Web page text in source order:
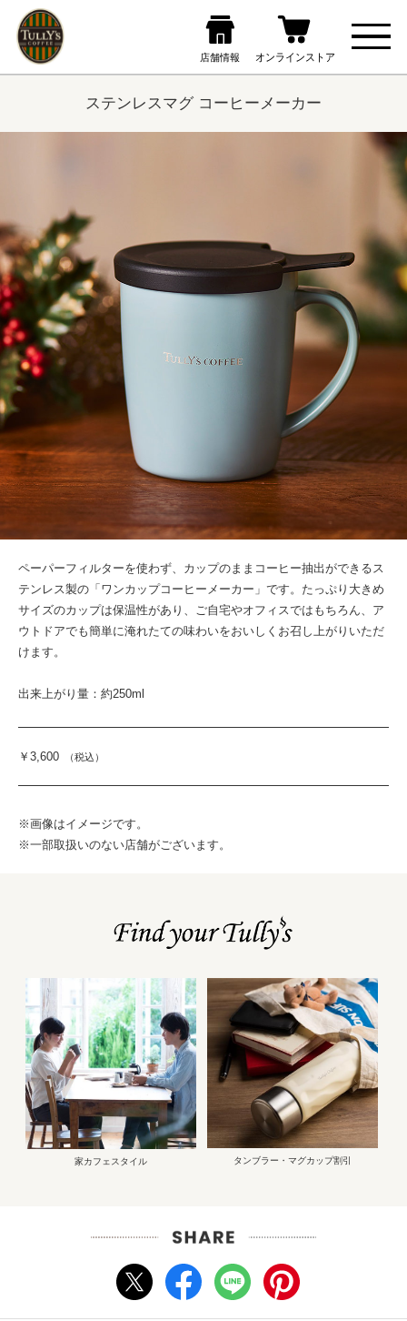
ステンレスマグ コーヒーメーカー
ペーパーフィルターを使わず、カップのままコーヒー抽出ができるス
テンレス製の「ワンカップコーヒーメーカー」です。たっぷり大きめ
サイズのカップは保温性があり、ご自宅やオフィスではもちろん、ア
ウトドアでも簡単に淹れたての味わいをおいしくお召し上がりいただ
けます。
出来上がり量：約250ml
￥3,600 （税込）
※画像はイメージです。
※一部取扱いのない店舗がございます。
家カフェスタイル タンブラー・マグカップ割引